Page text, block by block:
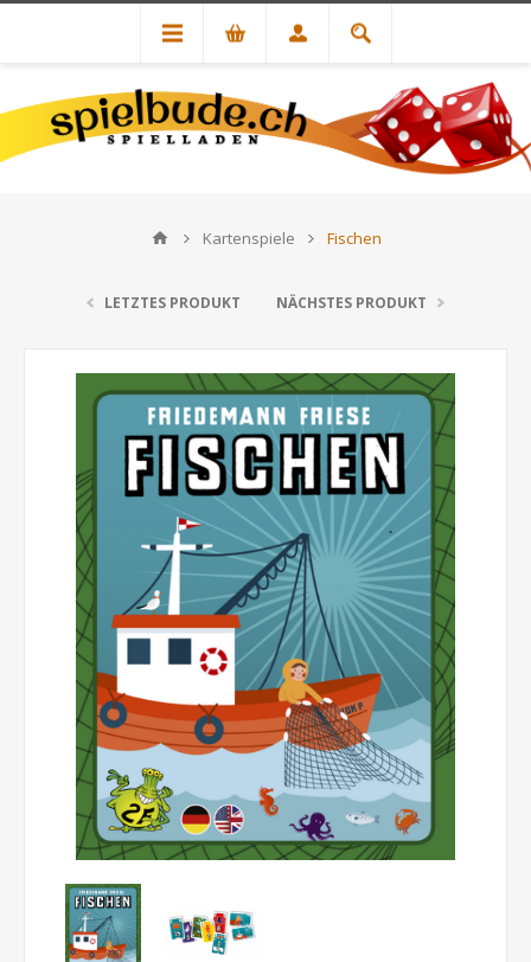
Kartenspiele Fischen
LETZTES PRODUKT NÄCHSTES PRODUKT